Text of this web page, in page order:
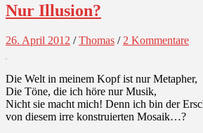
Nur Illusion?
26. April 2012 /Thomas / 2 Kommentare
Die Welt in meinem Kopf ist nur Metapher,
Die Töne, die ich höre nur Musik,
Nicht sie macht mich! Denn ich bin der
von diesem irre konstruierten Mosaik…?